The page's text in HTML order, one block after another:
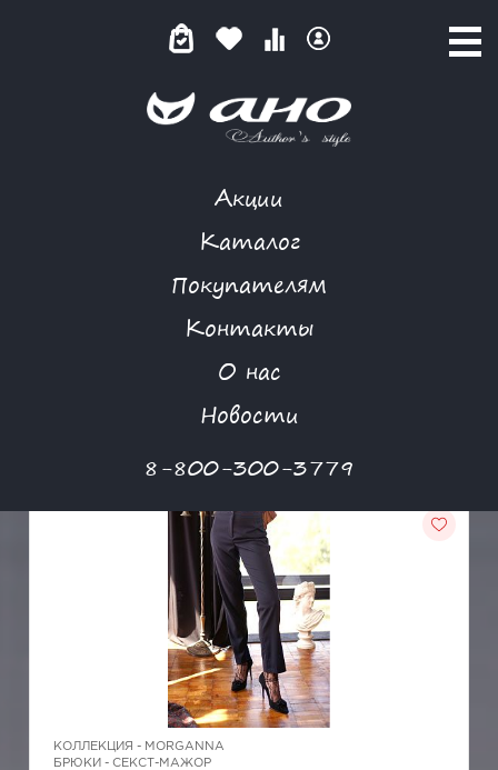
Акции
Каталог
Покупателям
Контакты
О нас
Новости
8-800-300-3779
MORGANNA
КОЛЛЕКЦИЯ - MORGANNA
БРЮКИ - СЕКСТ-МАЖОР